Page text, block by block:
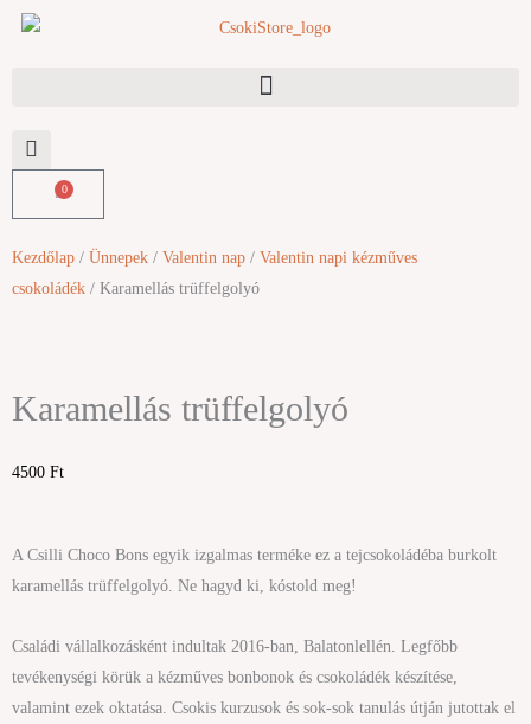
Skip
0
Kosár
Kezdőlap / Ünnepek / Valentin nap / Valentin napi kézműves
csokoládék / Karamellás trüffelgolyó
Karamellás trüffelgolyó
4500 Ft
A Csilli Choco Bons egyik izgalmas terméke ez a tejcsokoládéba burkolt
karamellás trüffelgolyó. Ne hagyd ki, kóstold meg!
Családi vállalkozásként indultak 2016-ban, Balatonlellén. Legfőbb
tevékenységi körük a kézműves bonbonok és csokoládék készítése,
valamint ezek oktatása. Csokis kurzusok és sok-sok tanulás útján jutottak el